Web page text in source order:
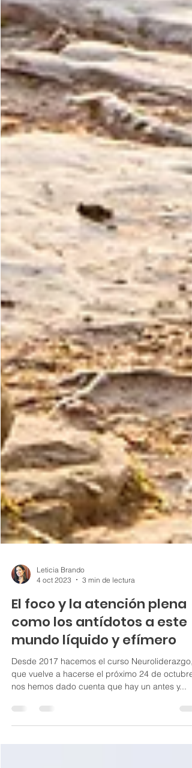
4 oct 2023
3 min de lectura
El foco y la atención plena
como los antídotos a este
mundo líquido y efímero
Desde 2017 hacemos el curso Neuroliderazgo,
nos hemos dado cuenta que hay un antes y...